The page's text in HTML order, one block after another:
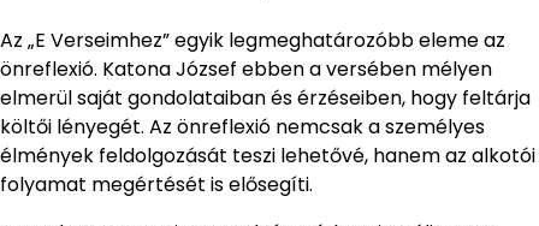
Az „E Verseimhez” egyik legmeghatározóbb eleme az
önreflexió. Katona József ebben a versében mélyen
elmerül saját gondolataiban és érzéseiben, hogy feltárja
költői lényegét. Az önreflexió nemcsak a személyes
élmények feldolgozását teszi lehetővé, hanem az alkotói
folyamat megértését is elősegíti.